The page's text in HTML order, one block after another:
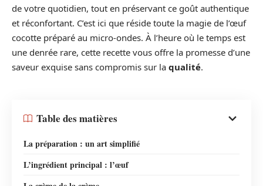
de votre quotidien, tout en préservant ce goût authentique
et réconfortant. C’est ici que réside toute la magie de l’œuf
cocotte préparé au micro-ondes. À l’heure où le temps est
une denrée rare, cette recette vous offre la promesse d’une
saveur exquise sans compromis sur la qualité.
Table des matières
La préparation : un art simplifié
L’ingrédient principal : l’œuf